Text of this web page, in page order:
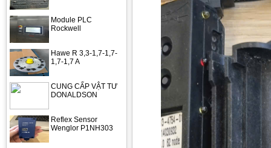
Module PLC
Rockwell
Hawe R 3,3-1,7-1,7-
1,7-1,7 A
CUNG CẤP VẬT TƯ
DONALDSON
Reflex Sensor
Wenglor P1NH303